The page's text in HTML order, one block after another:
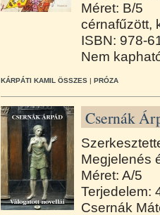
Méret: B/5
cérnafűzött,
ISBN: 978-
Nem
KÁRPÁTI KAMIL ÖSSZES | PRÓZA
Csernák
Megjelenés
Méret: A/5
Terjedelem:
Csernák